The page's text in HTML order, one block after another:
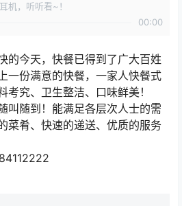
机，听听看~！
00:00
的今天，快餐已得到了广大百姓
一份满意的快餐，一家人快餐式
考究、卫生整洁、口味鲜美！
叫随到！能满足各层次人士的需
菜肴、快速的递送、优质的服务